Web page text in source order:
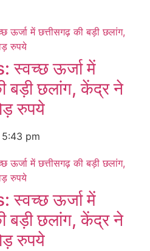
स्वच्छ ऊर्जा में
बड़ी छलांग, केंद्र ने
रुपये
5:43 pm
स्वच्छ ऊर्जा में
बड़ी छलांग, केंद्र ने
रुपये